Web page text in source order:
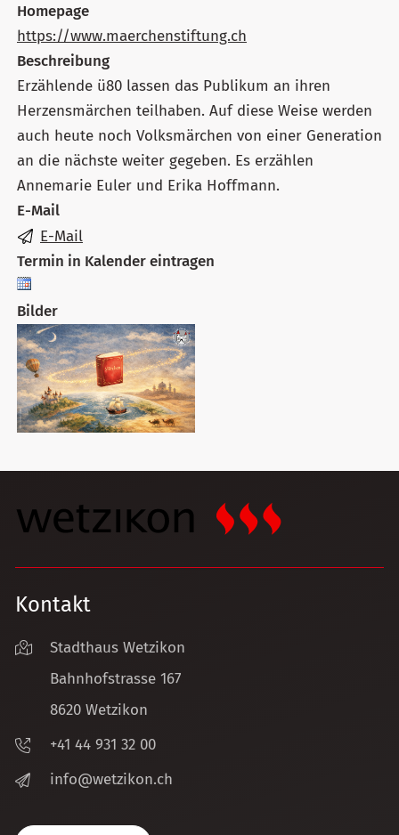
Homepage
https://www.maerchenstiftung.ch
Beschreibung
Erzählende ü80 lassen das Publikum an ihren
Herzensmärchen teilhaben. Auf diese Weise werden
auch heute noch Volksmärchen von einer Generation
an die nächste weiter gegeben. Es erzählen
Annemarie Euler und Erika Hoffmann.
E-Mail
E-Mail
Termin in Kalender eintragen
Bilder
Kontakt
Stadthaus Wetzikon
Bahnhofstrasse 167
8620 Wetzikon
+41 44 931 32 00
nf
w tz k n ch